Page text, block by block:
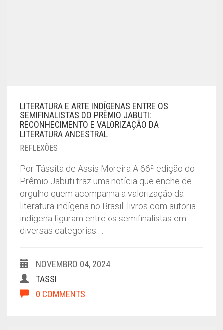
LITERATURA E ARTE INDÍGENAS ENTRE OS
SEMIFINALISTAS DO PRÊMIO JABUTI:
RECONHECIMENTO E VALORIZAÇÃO DA
LITERATURA ANCESTRAL
REFLEXÕES
Por Tássita de Assis Moreira A 66ª edição do
Prêmio Jabuti traz uma notícia que enche de
orgulho quem acompanha a valorização da
literatura indígena no Brasil: livros com autoria
indígena figuram entre os semifinalistas em
diversas categorias.…
NOVEMBRO 04, 2024
TASSI
0 COMMENTS